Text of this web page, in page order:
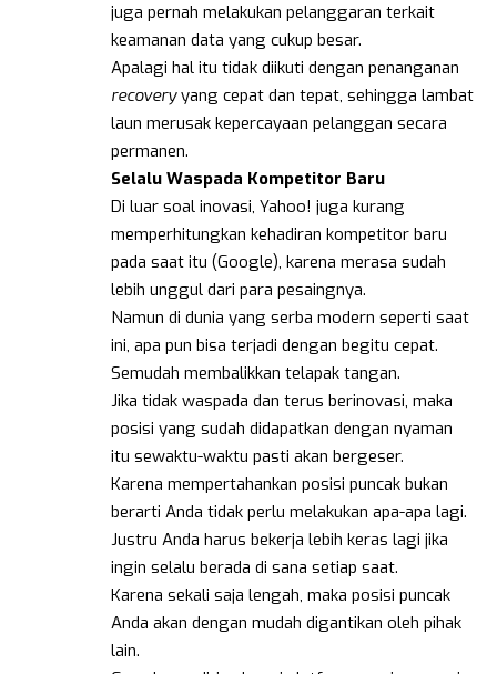
juga pernah melakukan pelanggaran terkait
keamanan data yang cukup besar.
Apalagi hal itu tidak diikuti dengan penanganan
recoveryyang cepat dan tepat, sehingga lambat
laun merusak kepercayaan pelanggan secara
permanen.
Selalu Waspada Kompetitor Baru
Di luar soal inovasi, Yahoo! juga kurang
memperhitungkan kehadiran kompetitor baru
pada saat itu (Google), karena merasa sudah
lebih unggul dari para pesaingnya.
Namun di dunia yang serba modern seperti saat
ini, apa pun bisa terjadi dengan begitu cepat.
Semudah membalikkan telapak tangan.
Jika tidak waspada dan terus berinovasi, maka
posisi yang sudah didapatkan dengan nyaman
itu sewaktu-waktu pasti akan bergeser.
Karena mempertahankan posisi puncak bukan
berarti Anda tidak perlu melakukan apa-apa lagi.
Justru Anda harus bekerja lebih keras lagi jika
ingin selalu berada di sana setiap saat.
Karena sekali saja lengah, maka posisi puncak
Anda akan dengan mudah digantikan oleh pihak
lain.